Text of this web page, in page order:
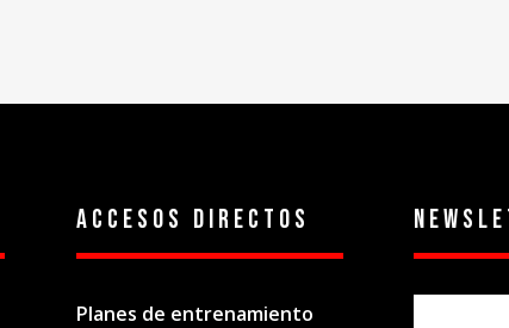
Accesos directos
Planes de entrenamiento